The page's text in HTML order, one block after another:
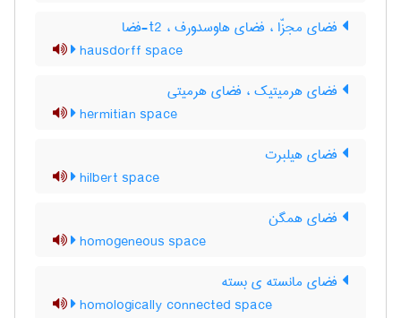
فضای مجزّا ، فضای هاوسدورف ، t2-فضا
hausdorff space
فضای هرمیتیک ، فضای هرمیتی
hermitian space
فضای هیلبرت
hilbert space
فضای همگن
homogeneous space
فضای مانسته ی بسته
homologically connected space